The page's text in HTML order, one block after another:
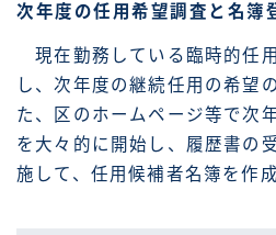
次年度の任用希望調査と名簿
現在勤務している臨時的任
し、次年度の継続任用の希望
た、区のホームページ等で次
を大々的に開始し、履歴書の
施して、任用候補者名簿を作成